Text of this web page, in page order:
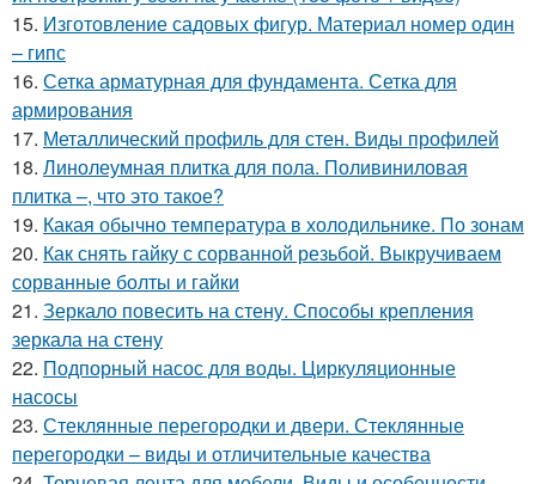
15. Изготовление садовых фигур. Материал номер один
– гипс
16. Сетка арматурная для фундамента. Сетка для
армирования
17. Металлический профиль для стен. Виды профилей
18. Линолеумная плитка для пола. Поливиниловая
плитка –, что это такое?
19. Какая обычно температура в холодильнике. По зонам
20. Как снять гайку с сорванной резьбой. Выкручиваем
сорванные болты и гайки
21. Зеркало повесить на стену. Способы крепления
зеркала на стену
22. Подпорный насос для воды. Циркуляционные
насосы
23. Стеклянные перегородки и двери. Стеклянные
перегородки – виды и отличительные качества